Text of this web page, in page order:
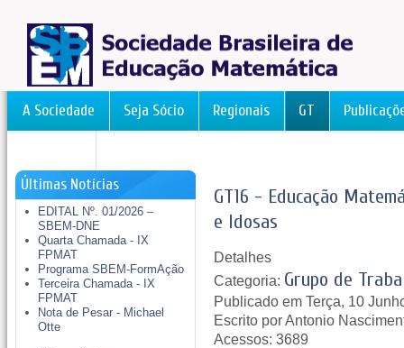
A Sociedade Seja Sócio Regionais GT
Últimas Notícias
EDITAL Nº. 01/2026 –
SBEM-DNE
Quarta Chamada - IX
FPMAT
Programa SBEM-FormAção
Terceira Chamada - IX
FPMAT
Nota de Pesar - Michael
Otte
GT16 - Educação
e Idosas
Detalhes
Categoria: Grupo de
Publicado em Terça, 10
Escrito por Antonio
Acessos: 3689